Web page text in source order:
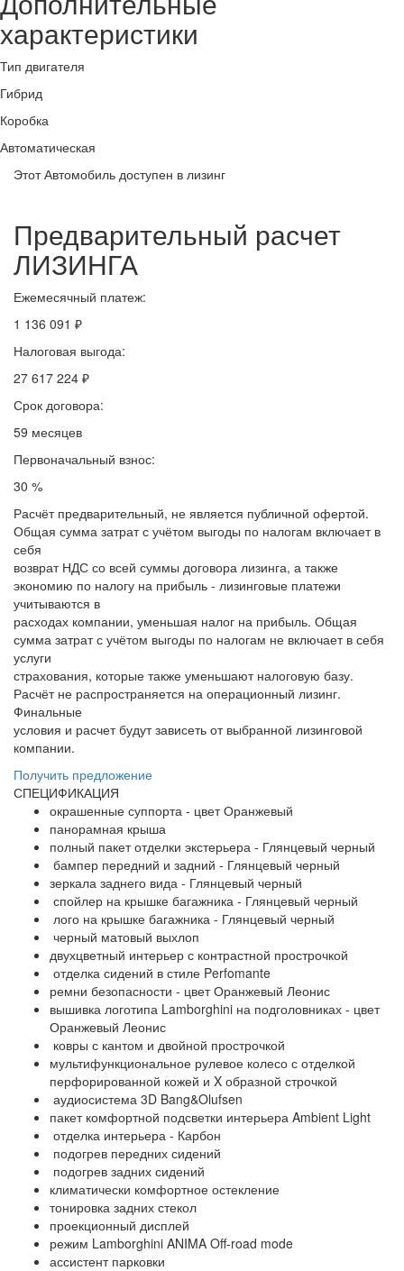
характеристики
Тип двигателя
Гибрид
Коробка
Автоматическая
Этот Автомобиль доступен в лизинг
Предварительный расчет
ЛИЗИНГА
Ежемесячный платеж:
1 136 091 ₽
Налоговая выгода:
27 617 224 ₽
Срок договора:
59 месяцев
Первоначальный взнос:
30 %
Расчёт предварительный, не является публичной офертой.
Общая сумма затрат с учётом выгоды по налогам включает в
себя
возврат НДС со всей суммы договора лизинга, а также
экономию по налогу на прибыль - лизинговые платежи
учитываются в
расходах компании, уменьшая налог на прибыль. Общая
сумма затрат с учётом выгоды по налогам не включает в себя
услуги
страхования, которые также уменьшают налоговую базу.
Расчёт не распространяется на операционный лизинг.
Финальные
условия и расчет будут зависеть от выбранной лизинговой
компании.
Получить предложение
СПЕЦИФИКАЦИЯ
⁠⁠окрашенные суппорта - цвет Оранжевый
панорамная крыша
⁠⁠полный пакет отделки экстерьера - Глянцевый черный
⁠⁠бампер передний и задний - Глянцевый черный
зеркала заднего вида - Глянцевый черный
спойлер на крышке багажника - Глянцевый черный
⁠⁠лого на крышке багажника - Глянцевый черный
⁠⁠черный матовый выхлоп
⁠⁠двухцветный интерьер с контрастной прострочкой
отделка сидений в стиле Perfomante
⁠⁠ремни безопасности - цвет Оранжевый Леонис
⁠⁠вышивка логотипа Lamborghini на подголовниках - цвет
Оранжевый Леонис
ковры с кантом и двойной прострочкой
мультифункциональное рулевое колесо с отделкой
перфорированной кожей и X образной строчкой
⁠⁠аудиосистема 3D Bang&Olufsen
⁠⁠пакет комфортной подсветки интерьера Ambient Light
отделка интерьера - Карбон
⁠⁠подогрев передних сидений
подогрев задних сидений
⁠⁠климатически комфортное остекление
тонировка задних стекол
проекционный дисплей
режим Lamborghini ANIMA Off-road mode
ассистент парковки